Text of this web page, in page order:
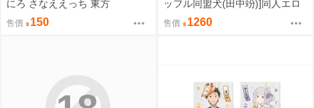
にろ さなええっち 東方
售價 150
ッフル同盟犬(田中竕)]同人エロ
ゲ転生2上～発動!ヌルヌルスケ
ベスキル【A5アクリルフィギュ
售價 1260